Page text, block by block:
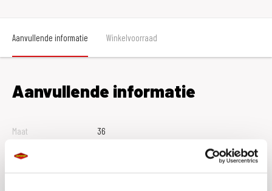
Aanvullende informatie Winkelvoorraad
Aanvullende informatie
Maat
36
Kleur
Merk
Daytona